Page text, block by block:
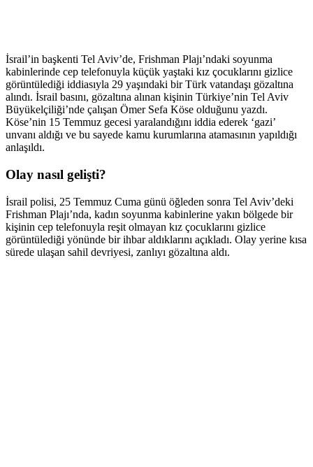
İsrail’in başkenti Tel Aviv’de, Frishman Plajı’ndaki soyunma
kabinlerinde cep telefonuyla küçük yaştaki kız çocuklarını gizlice
görüntülediği iddiasıyla 29 yaşındaki bir Türk vatandaşı gözaltına
alındı. İsrail basını, gözaltına alınan kişinin Türkiye’nin Tel Aviv
Büyükelçiliği’nde çalışan Ömer Sefa Köse olduğunu yazdı.
Köse’nin 15 Temmuz gecesi yaralandığını iddia ederek ‘gazi’
unvanı aldığı ve bu sayede kamu kurumlarına atamasının yapıldığı
anlaşıldı.
Olay nasıl gelişti?
İsrail polisi, 25 Temmuz Cuma günü öğleden sonra Tel Aviv’deki
Frishman Plajı’nda, kadın soyunma kabinlerine yakın bölgede bir
kişinin cep telefonuyla reşit olmayan kız çocuklarını gizlice
görüntülediği yönünde bir ihbar aldıklarını açıkladı. Olay yerine kısa
sürede ulaşan sahil devriyesi, zanlıyı gözaltına aldı.